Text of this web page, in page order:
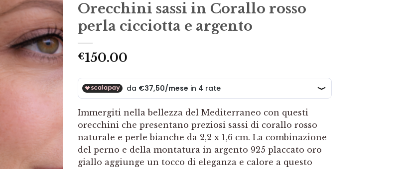
Orecchini sassi in Corallo rosso
perla cicciotta e argento
€150.00
Immergiti nella bellezza del Mediterraneo con questi
orecchini che presentano preziosi sassi di corallo rosso
naturale e perle bianche da 2,2 x 1,6 cm. La combinazione
del perno e della montatura in argento 925 placcato oro
giallo aggiunge un tocco di eleganza e calore a questo